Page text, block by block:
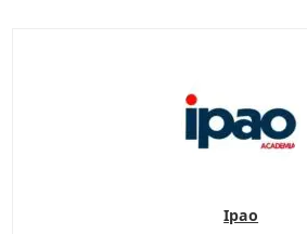
Ipao